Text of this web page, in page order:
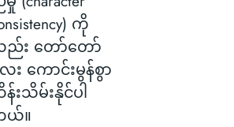
ကို
း တော်တော်
း ကောင်းမွန်စွာ
းသိမ်းနိုင်ပါ
။